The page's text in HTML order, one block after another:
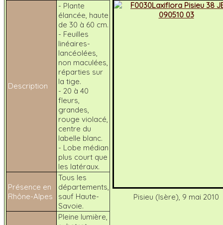
Pisieu (Isère), 9 mai 2010
Description
- Plante
élancée, haute
de 30 à 60 cm.
- Feuilles
linéaires-
lancéolées,
non maculées,
réparties sur
la tige.
- 20 à 40
fleurs,
grandes,
rouge violacé,
centre du
labelle blanc.
- Lobe médian
plus court que
les latéraux.
Présence en
Rhône-Alpes
Tous les
départements,
sauf Haute-
Savoie.
Pleine lumière,